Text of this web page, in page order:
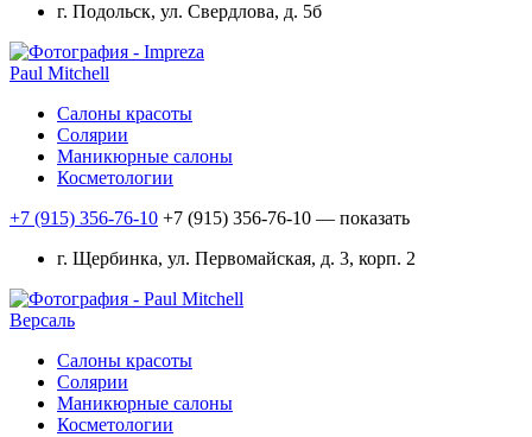
г. Подольск, ул. Свердлова, д. 5б
Paul Mitchell
Салоны красоты
Солярии
Маникюрные салоны
Косметологии
+7 (915) 356-76-10 +7 (915) 356-76-10 — показать
г. Щербинка, ул. Первомайская, д. 3, корп. 2
Версаль
Салоны красоты
Солярии
Маникюрные салоны
Косметологии